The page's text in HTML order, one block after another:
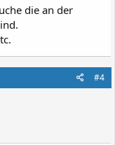
die an der
#4